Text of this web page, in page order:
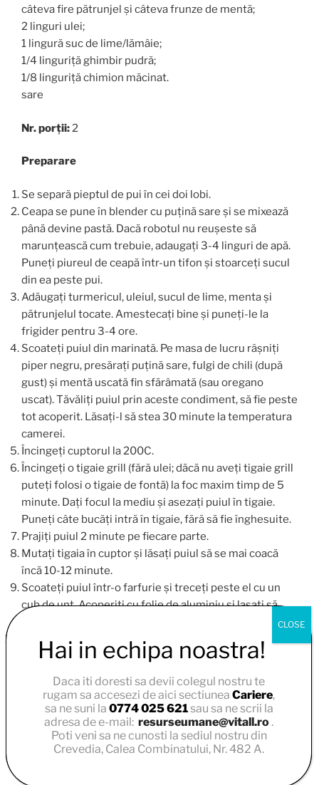
câteva fire pătrunjel și câteva frunze de mentă;
2 linguri ulei;
1 lingură suc de lime/lămâie;
1/4 linguriță ghimbir pudră;
1/8 linguriță chimion măcinat.
sare
Nr. porții:2
Preparare
Se separă pieptul de pui în cei doi lobi.
Ceapa se pune în blender cu puțină sare și se mixează
până devine pastă. Dacă robotul nu reușeste să
marunțească cum trebuie, adaugați 3-4 linguri de apă.
Puneți piureul de ceapă într-un tifon și stoarceți sucul
din ea peste pui.
Adăugați turmericul, uleiul, sucul de lime, menta și
pătrunjelul tocate. Amestecați bine și puneți-le la
frigider pentru 3-4 ore.
Scoateți puiul din marinată. Pe masa de lucru râșniți
piper negru, presărați puțină sare, fulgi de chili (după
gust) și mentă uscată fin sfărâmată (sau oregano
uscat). Tăvăliți puiul prin aceste condiment, să fie peste
tot acoperit. Lăsați-l să stea 30 minute la temperatura
camerei.
Încingeți cuptorul la 200C.
Încingeți o tigaie grill (fără ulei; dăcă nu aveți tigaie grill
puteți folosi o tigaie de fontă) la foc maxim timp de 5
minute. Dați focul la mediu și asezați puiul în tigaie.
Puneți câte bucăți intră în tigaie, fără să fie înghesuite.
Prajiți puiul 2 minute pe fiecare parte.
Mutați tigaia în cuptor și lăsați puiul să se mai coacă
încă 10-12 minute.
Scoateți puiul într-o farfurie și treceți peste el cu un
cub de unt. Acoperiți cu folie de aluminiu și lasați să
Pentru salată amestecați morcovul răzuit și năutul.
Presărați puțină sare și gustați. Adăugați verdețuri
și chimionul și turnați peste legume.
Serviți pieptul de pui cald cu salată și eventual orez cu
verdețuri.
Daca iti doresti sa devii colegul nostru te
rugam sa accesezi de aici sectiunea Cariere,
sa ne suni la 0774 025 621sau sa ne scrii la
adresa de e-mail: resurseumane@vitall.ro .
Poti veni sa ne cunosti la sediul nostru din
Crevedia, Calea Combinatului, Nr. 482 A.